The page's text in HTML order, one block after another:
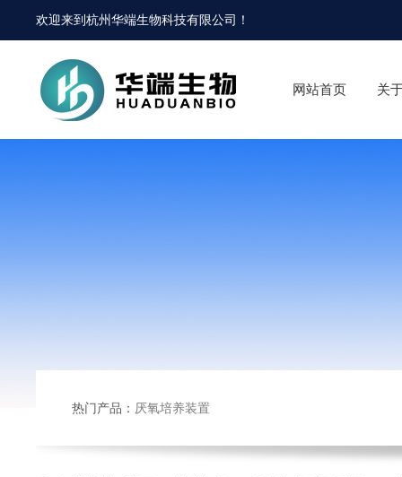
欢迎来到杭州华端生物科技有限公司 ！
网站首页 关
热门产品： 厌氧培养装置